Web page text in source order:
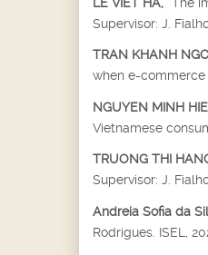
Supervisor: J.
TRAN KHANH
when e-commerce
NGUYEN MINH
Vietnamese
TRUONG THI
Supervisor: J.
Andreia Sofia da
Rodrigues. ISEL,